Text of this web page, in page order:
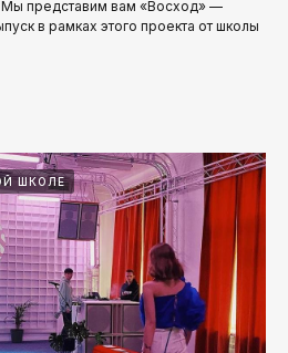
представим вам «Восход» —
в рамках этого проекта от школы
ШКОЛЕ